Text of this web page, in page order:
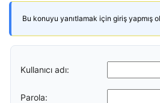
Bu konuyu yanıtlamak için giriş yapmış
Kullanıcı adı:
Parola: